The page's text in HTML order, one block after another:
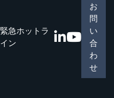
緊急ホットラ
イン
お
問
い
合
わ
せ